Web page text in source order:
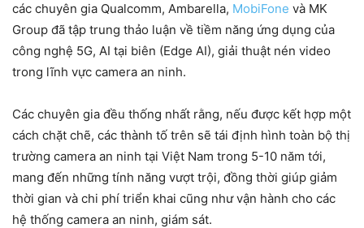
các chuyên gia Qualcomm, Ambarella, MobiFone và MK
Group đã tập trung thảo luận về tiềm năng ứng dụng của
công nghệ 5G, AI tại biên (Edge AI), giải thuật nén video
trong lĩnh vực camera an ninh.
Các chuyên gia đều thống nhất rằng, nếu được kết hợp một
cách chặt chẽ, các thành tố trên sẽ tái định hình toàn bộ thị
trường camera an ninh tại Việt Nam trong 5-10 năm tới,
mang đến những tính năng vượt trội, đồng thời giúp giảm
thời gian và chi phí triển khai cũng như vận hành cho các
hệ thống camera an ninh, giám sát.